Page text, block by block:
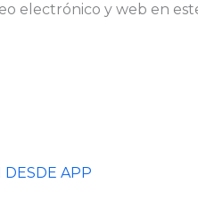
electrónico y web en